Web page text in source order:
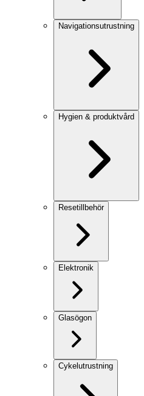
Navigationsutrustning
Hygien & produktvård
Resetillbehör
Elektronik
Glasögon
Cykelutrustning